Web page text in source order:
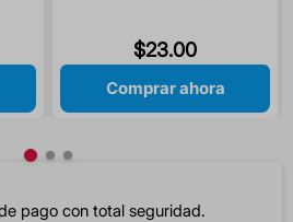
TABLETAS
$23.00
Comprar ahora
pago con total seguridad.